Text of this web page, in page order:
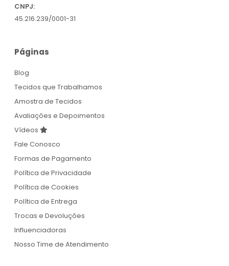
CNPJ:
45.216.239/0001-31
Páginas
Blog
Tecidos que Trabalhamos
Amostra de Tecidos
Avaliações e Depoimentos
Vídeos
Fale Conosco
Formas de Pagamento
Política de Privacidade
Política de Cookies
Política de Entrega
Trocas e Devoluções
Influenciadoras
Nosso Time de Atendimento